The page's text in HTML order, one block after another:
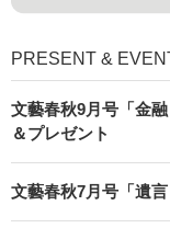
PRESENT &
文藝春秋9月号「金
＆プレゼント
文藝春秋7月号「遺